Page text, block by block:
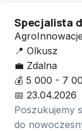
Specjalista
📍 Olkusz
💼 Zdalna
💰 5 000 - 7
📅 23.04.2026
Poszukujemy
do